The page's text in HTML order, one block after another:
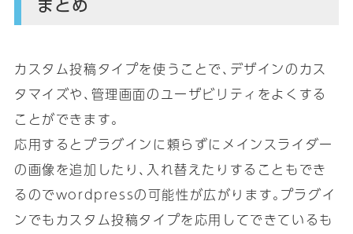
まとめ
カスタム投稿タイプを使うことで､デザインのカス
タマイズや､管理画面のユーザビリティをよくする
ことができます｡
応用するとプラグインに頼らずにメインスライダー
の画像を追加したり､入れ替えたりすることもでき
るのでwordpressの可能性が広がります｡プラグイ
ンでもカスタム投稿タイプを応用してできているも